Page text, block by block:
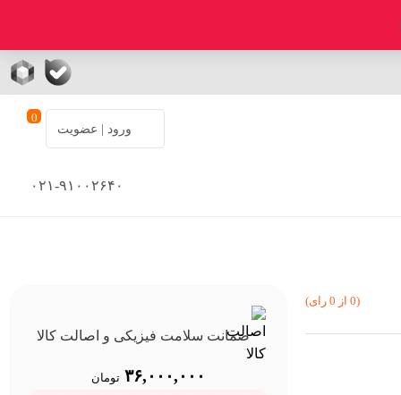
ورود | عضویت
0
۰۲۱-۹۱۰۰۲۶۴۰
(0 از 0 رای)
ضمانت سلامت فیزیکی و اصالت کالا
۳۶,۰۰۰,۰۰۰ تومان